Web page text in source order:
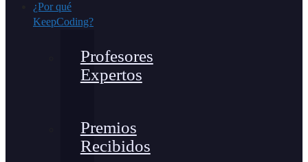
¿Por qué
KeepCoding?
Profesores
Expertos
Premios
Recibidos